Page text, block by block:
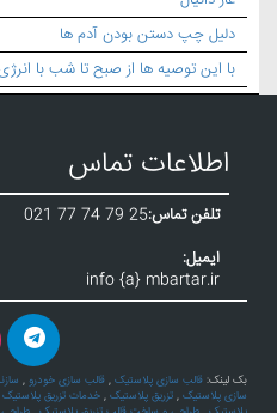
دلیل چپ دستن بودن آدم ها
با این توصیه ها از صبح تا شب با
اطلاعات تماس
تلفن تماس:021 77 74 79 25
ایمیل:
info {a} mbartar.ir
بک لینک: قالب سازی پلاستیک , قالب سازی خودرو ,
سازی پلاستیک , تزریق پلاستیک , خدمات تزریق پلاستیک